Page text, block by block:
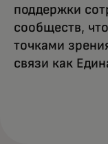
поддержки
сообществ,
точками
связи как